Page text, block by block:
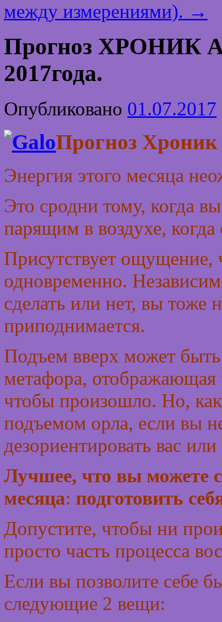
между измерениями). →
Прогноз
2017года.
Опубликовано 01.07.2017
Прогноз
Энергия этого месяца
Это сродни тому, когда
парящим в воздухе,
Присутствует ощущение,
одновременно.
сделать или нет, вы тоже
приподнимается.
Подъем вверх может
метафора, отображающая
чтобы произошло. Но,
подъемом орла, если вы
дезориентировать вас
Лучшее, что вы можете
месяца: подготовить
Допустите, чтобы ни
просто часть процесса
Если вы позволите себе
следующие 2 вещи: